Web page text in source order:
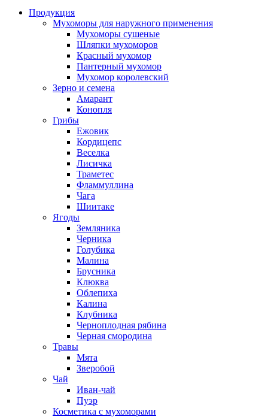
Продукция
Мухоморы для наружного применения
Мухоморы сушеные
Шляпки мухоморов
Красный мухомор
Пантерный мухомор
Мухомор королевский
Зерно и семена
Амарант
Конопля
Грибы
Ежовик
Кордицепс
Веселка
Лисичка
Траметес
Фламмуллина
Чага
Шиитаке
Ягоды
Земляника
Черника
Голубика
Малина
Брусника
Клюква
Облепиха
Калина
Клубника
Черноплодная рябина
Черная смородина
Травы
Мята
Зверобой
Чай
Иван-чай
Пуэр
Косметика с мухоморами